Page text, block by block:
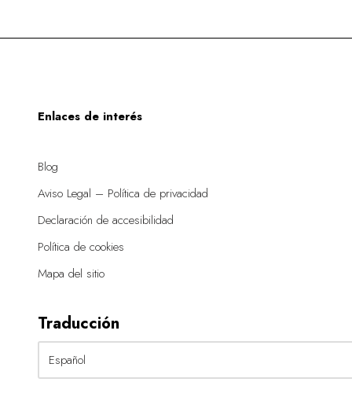
Enlaces de interés
Blog
Aviso Legal – Política de privacidad
Declaración de accesibilidad
Política de cookies
Mapa del sitio
Traducción